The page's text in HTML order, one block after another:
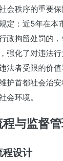
会秩序的重要
定：近5年在本
政拘留处罚的
强化了对违法
法者受限的价
护首都社会治
会环境。
与监督
程设计